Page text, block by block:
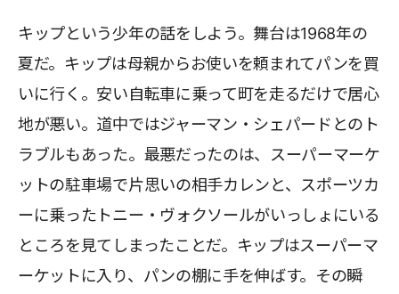
キップという少年の話をしよう。舞台は1968年の
夏だ。キップは母親からお使いを頼まれてパンを買
いに行く。安い自転車に乗って町を走るだけで居心
地が悪い。道中ではジャーマン・シェパードとのト
ラブルもあった。最悪だったのは、スーパーマーケ
ットの駐車場で片思いの相手カレンと、スポーツカ
ーに乗ったトニー・ヴォクソールがいっしょにいる
ところを見てしまったことだ。キップはスーパーマ
ーケットに入り、パンの棚に手を伸ばす。その瞬